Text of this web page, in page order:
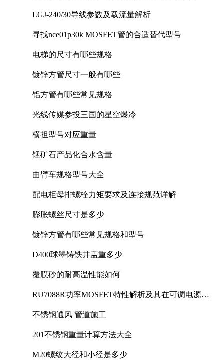
LGJ-240/30导线参数及载流量解析
寻找nce01p30k MOSFET管的合适替代型号
电梯的尺寸有哪些规格
镀锌方管尺寸一般有哪些
铝方管有哪些常见规格
光线传媒参投三国的星空爆冷
横担型号对应重量
锰矿石产品化合水含量
曲臂车规格型号大全
配电柜母排螺栓力矩要求及连接规范详解
膨胀螺丝尺寸是多少
镀锌方管有哪些常见规格和型号
D400球墨铸铁井盖重多少
覆膜砂的耐高温性能如何
RU7088R功率MOSFET特性解析及其在可调电源设
不锈钢通风 管道施工
201不锈钢重量计算方法大全
M20螺纹大径和小径是多少